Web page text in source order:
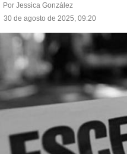
Por Jessica González
30 de agosto de 2025, 09:20